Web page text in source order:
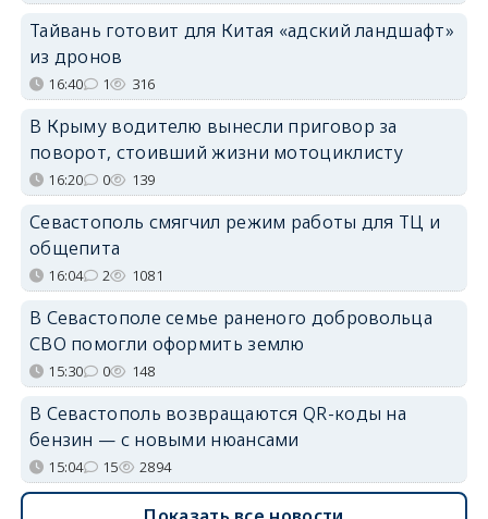
Тайвань готовит для Китая «адский ландшафт»
из дронов
16:40 1 316
В Крыму водителю вынесли приговор за
поворот, стоивший жизни мотоциклисту
16:20 0 139
Севастополь смягчил режим работы для ТЦ и
общепита
16:04 2 1081
В Севастополе семье раненого добровольца
СВО помогли оформить землю
15:30 0 148
В Севастополь возвращаются QR-коды на
бензин — с новыми нюансами
15:04 15 2894